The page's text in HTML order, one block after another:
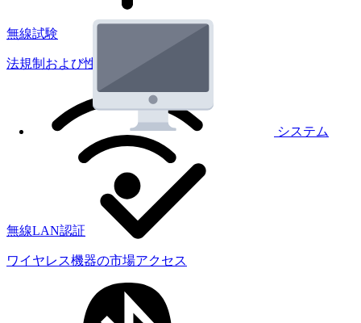
システム
無線試験
法規制および性能試験
無線LAN認証
ワイヤレス機器の市場アクセス